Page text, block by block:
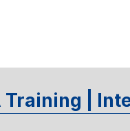
Training |